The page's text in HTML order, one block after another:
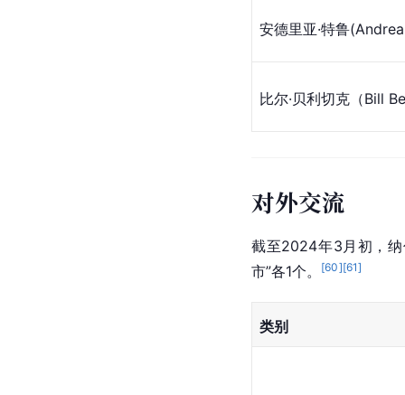
安德里亚·特鲁(Andrea
比尔·贝利切克（Bill
对外交流
截至2024年3月初，纳
市”各1个。
[60][61]
类别